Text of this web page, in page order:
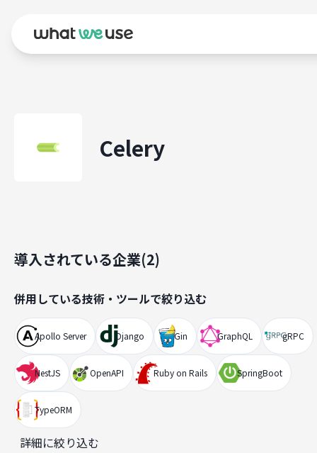
Celery
導入されている企業(2)
併用している技術・ツールで絞り込む
Apollo Server Django Gin GraphQL gRPC
NestJS OpenAPI Ruby on Rails SpringBoot
TypeORM
詳細に絞り込む